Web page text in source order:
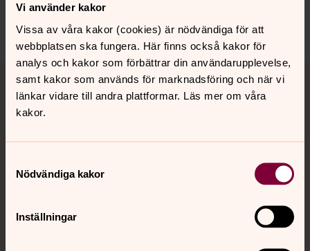
Vi använder kakor
Vissa av våra kakor (cookies) är nödvändiga för att
webbplatsen ska fungera. Här finns också kakor för
analys och kakor som förbättrar din användarupplevelse,
samt kakor som används för marknadsföring och när vi
länkar vidare till andra plattformar. Läs mer om våra
kakor.
Nödvändiga kakor
Inställningar
En öppen verksamhet för dig som har en önskan att
göra en förändring eller vill bryta ett beroendemönster.
Här finns ett kontaktformulär för att enkelt nå Diakoni i
centrum. Vill du hellre ringa eller besöka oss går det
Svenska